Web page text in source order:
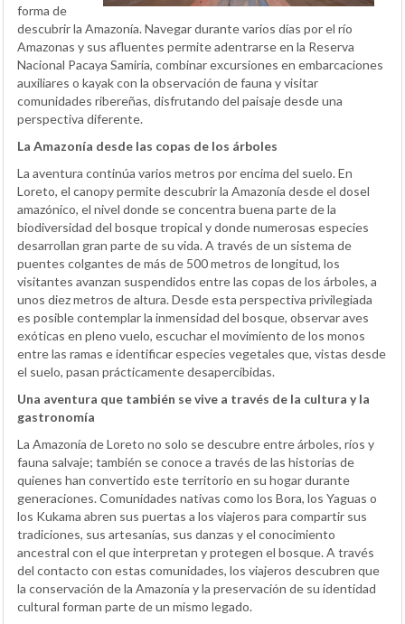
forma de
descubrir la Amazonía. Navegar durante varios días por el río
Amazonas y sus afluentes permite adentrarse en la Reserva
Nacional Pacaya Samiria, combinar excursiones en embarcaciones
auxiliares o kayak con la observación de fauna y visitar
comunidades ribereñas, disfrutando del paisaje desde una
perspectiva diferente.
La Amazonía desde las copas de los árboles
La aventura continúa varios metros por encima del suelo. En
Loreto, el canopy permite descubrir la Amazonía desde el dosel
amazónico, el nivel donde se concentra buena parte de la
biodiversidad del bosque tropical y donde numerosas especies
desarrollan gran parte de su vida. A través de un sistema de
puentes colgantes de más de 500 metros de longitud, los
visitantes avanzan suspendidos entre las copas de los árboles, a
unos diez metros de altura. Desde esta perspectiva privilegiada
es posible contemplar la inmensidad del bosque, observar aves
exóticas en pleno vuelo, escuchar el movimiento de los monos
entre las ramas e identificar especies vegetales que, vistas desde
el suelo, pasan prácticamente desapercibidas.
Una aventura que también se vive a través de la cultura y la
gastronomía
La Amazonía de Loreto no solo se descubre entre árboles, ríos y
fauna salvaje; también se conoce a través de las historias de
quienes han convertido este territorio en su hogar durante
generaciones. Comunidades nativas como los Bora, los Yaguas o
los Kukama abren sus puertas a los viajeros para compartir sus
tradiciones, sus artesanías, sus danzas y el conocimiento
ancestral con el que interpretan y protegen el bosque. A través
del contacto con estas comunidades, los viajeros descubren que
la conservación de la Amazonía y la preservación de su identidad
cultural forman parte de un mismo legado.